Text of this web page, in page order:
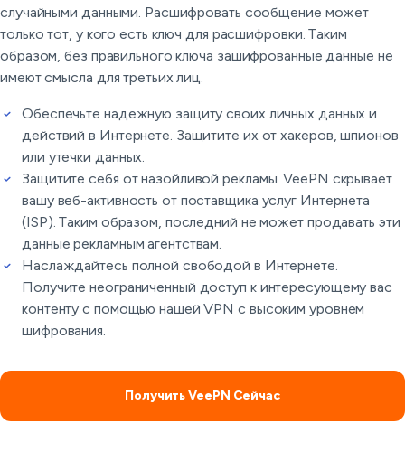
случайными данными. Расшифровать сообщение может
только тот, у кого есть ключ для расшифровки. Таким
образом, без правильного ключа зашифрованные данные не
имеют смысла для третьих лиц.
Обеспечьте надежную защиту своих личных данных и
действий в Интернете. Защитите их от хакеров, шпионов
или утечки данных.
Защитите себя от назойливой рекламы. VeePN скрывает
вашу веб-активность от поставщика услуг Интернета
(ISP). Таким образом, последний не может продавать эти
данные рекламным агентствам.
Наслаждайтесь полной свободой в Интернете.
Получите неограниченный доступ к интересующему вас
контенту с помощью нашей VPN с высоким уровнем
шифрования.
Получить VeePN Сейчас